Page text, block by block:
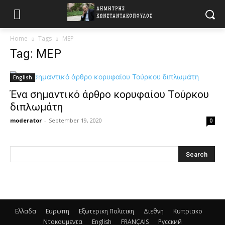
Home Tags ΜΕΡ
Tag: ΜΕΡ
English
Ένα σημαντικό άρθρο κορυφαίου Τούρκου
διπλωμάτη
moderator - September 19, 2020 0
Ελλαδα Ευρωπη Εξωτερικη Πολιτικη Διεθνη
Κυπριακο
Ντοκουμεντα
English FRANÇAIS Русский